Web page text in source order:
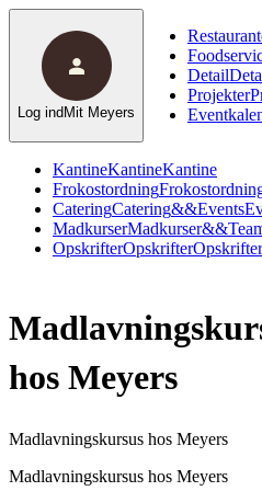
KantineKantineKantine
Frokostordning
CateringCatering&&Events
MadkurserMadkurser&&
OpskrifterOpskrifterOpskrifter
Detail
Projekter
Log ind Mit Meyers
hos Meyers
Madlavningskursus hos Meyers
Madlavningskursus hos Meyers